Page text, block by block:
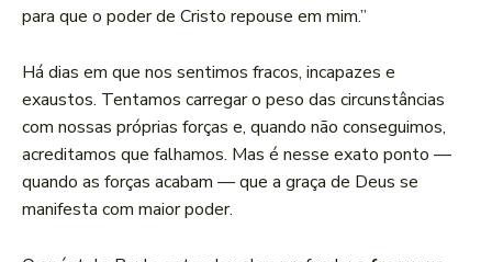
para que o poder de Cristo repouse em mim.”
Há dias em que nos sentimos fracos, incapazes e
exaustos. Tentamos carregar o peso das circunstâncias
com nossas próprias forças e, quando não conseguimos,
acreditamos que falhamos. Mas é nesse exato ponto —
quando as forças acabam — que a graça de Deus se
manifesta com maior poder.